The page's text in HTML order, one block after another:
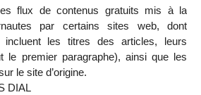
flux de contenus gratuits mis à la
par certains sites web, dont
les titres des articles, leurs
le premier paragraphe), ainsi que les
le site d’origine.
DIAL